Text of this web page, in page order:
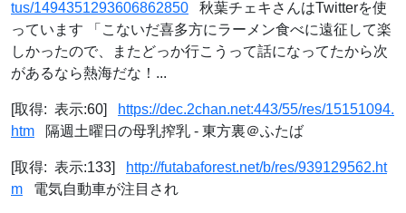
tus/1494351293606862850 秋葉チェキさんはTwitterを使
っています 「こないだ喜多方にラーメン食べに遠征して楽
しかったので、またどっか行こうって話になってたから次
があるなら熱海だな！...
[取得: 表示:60]
https://dec.2chan.net:443/55/res/15151094.
htm 隔週土曜日の母乳搾乳 - 東方裏＠ふたば
[取得: 表示:133]
http://futabaforest.net/b/res/939129562.ht
m 電気自動車が注目され